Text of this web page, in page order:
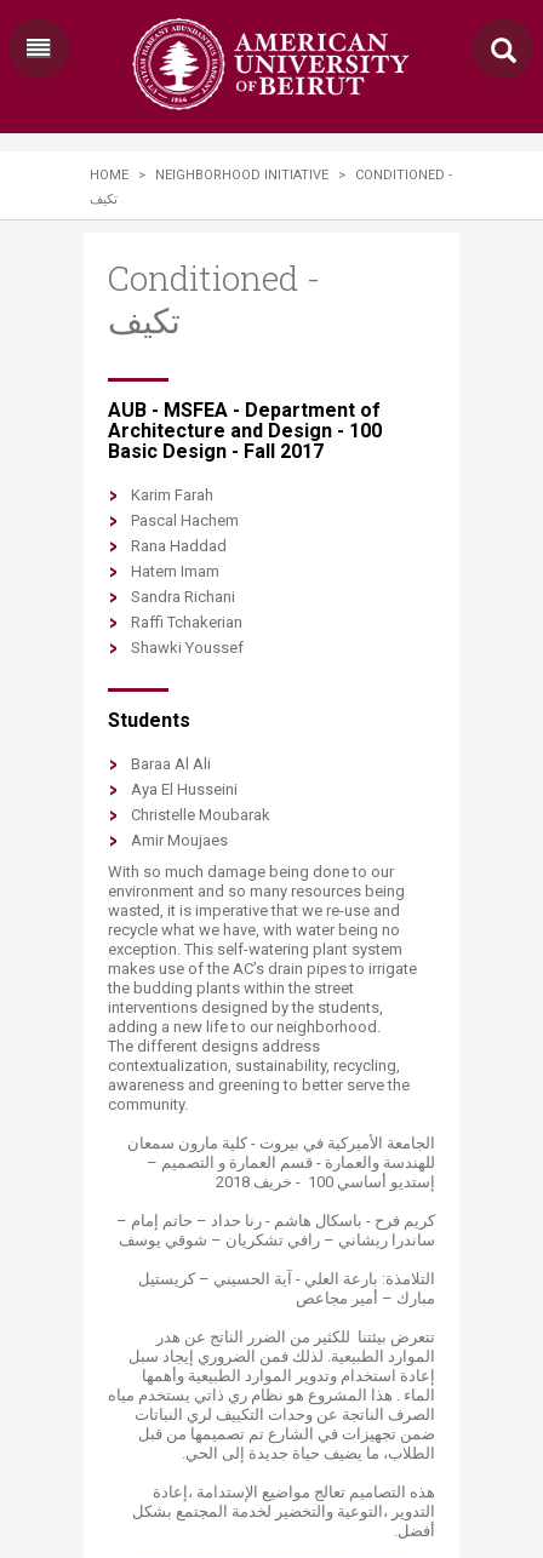
HOME > NEIGHBORHOOD INITIATIVE >
CONDITIONED -
تكيف
Conditioned -
تكيف
​​​AUB - MSFEA - Department of
Architecture and Design - 100
Basic Design - Fall 2017​
Karim Farah
Pascal Hachem
Rana Haddad
Hatem Imam
Sandra Richani
Raffi Tchakerian
Shawki Youssef​​
Students
Baraa Al Ali
Aya El Husseini
Christelle Moubarak
Amir Moujaes ​​
With so much damage being done to our
environment and so many resources being
wasted, it is imperative that we re-use and
recycle what we have, with water being no
exception. This self-watering plant system
makes use of the AC’s drain pipes to irrigate
the budding plants within the street
interventions designed by the students,
adding a new life to our neighborhood.
The different designs address
contextualization, sustainability, recycling,
awareness and greening to better serve the
community.
الجامعة الأميركية في بيروت - كلية مارون سمعان
للهندسة والعمارة - قسم العمارة و التصميم –
إستديو أساسي 100 - خريف 2018
كريم فرح - باسكال هاشم - رنا حداد – حاتم إمام –
ساندرا ريشاني – رافي تشكريان – شوقي يوسف
التلامذة: بارعة العلي - آية الحسيني – كريستيل
مبارك – أمير مجاعص​
تتعرض بيئتنا للكثير من الضرر الناتج عن هدر
الموارد الطبيعية. لذلك فمن الضروري إيجاد سبل
إعادة استخدام وتدوير الموارد الطبيعية وأهمها
الماء . هذا المشروع هو نظام ري ذاتي يستخدم مياه
الصرف الناتجة عن وحدات التكييف لري النباتات
ضمن تجهيزات في الشارع تم تصميمها من قبل
الطلاب، ما يضيف حياة جديدة إلى الحي.
هذه التصاميم تعالج مواضيع الإستدامة ،إعادة
التدوير ،التوعية والتخضير لخدمة المجتمع بشكل
أفضل.